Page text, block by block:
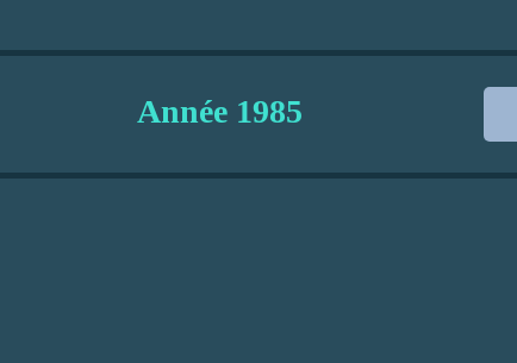
Année 1985